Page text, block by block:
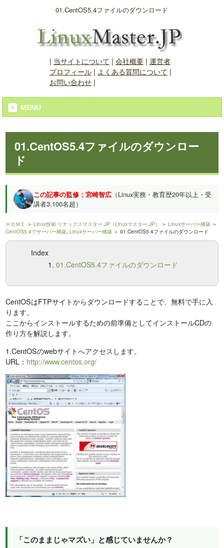
01.CentOS5.4ファイルのダウンロード
| 当サイトについて | 会社概要| 運営者
プロフィール| よくある質問について |
お問い合わせ|
MENU
01.CentOS5.4ファイルのダウンロー
ド
この記事の監修：宮崎智広 （Linux実務・教育歴20年以上・受
講者3,100名超）
ＨＯＭＥ ＞Linux技術 リナックスマスター.JP（Linuxマスター.JP） ＞Linuxサーバー構築 ＞
CentOS5.4でサーバー構築,Linuxサーバー構築 ＞ 01.CentOS5.4ファイルのダウンロード
Index
01.CentOS5.4ファイルのダウンロード
CentOSはFTPサイトからダウンロードすることで、無料で手に入
ります。
ここからインストールするための前準備としてインストールCDの
作り方を解説します。
1.CentOSのwebサイトへアクセスします。
URL： http://www.centos.org/
「このままじゃマズい」と感じていませんか？